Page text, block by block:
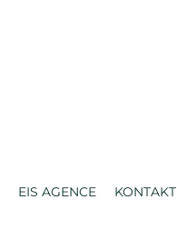
EIS AGENCE KONTAKT